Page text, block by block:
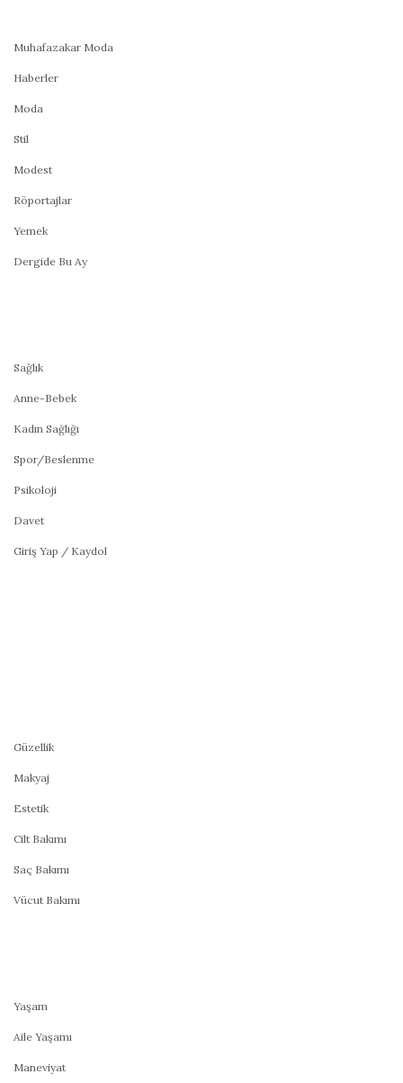
Muhafazakar Moda
Haberler
Moda
Stil
Modest
Röportajlar
Yemek
Dergide Bu Ay
Sağlık
Anne-Bebek
Kadın Sağlığı
Spor/Beslenme
Psikoloji
Davet
Giriş Yap / Kaydol
Güzellik
Makyaj
Estetik
Cilt Bakımı
Saç Bakımı
Vücut Bakımı
Yaşam
Aile Yaşamı
Maneviyat